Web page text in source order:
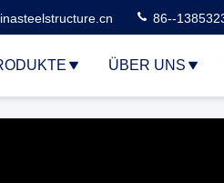
86--
ÜBER UNS